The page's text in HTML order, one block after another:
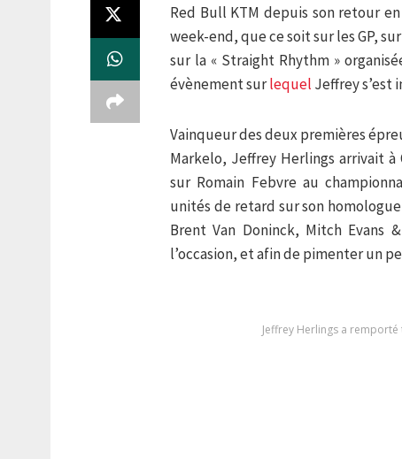
Red Bull KTM depuis son retour
week-end, que ce soit sur les GP,
sur la « Straight Rhythm »
évènement surlequel Jeffrey s’est
Vainqueur des deux premières
Markelo, Jeffrey Herlings arrivait
sur Romain Febvre au
unités de retard sur son
Brent Van Doninck, Mitch Evans
l’occasion, et afin de pimenter un
Jeffrey Herlings a